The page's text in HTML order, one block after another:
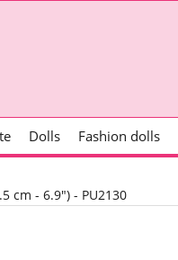
Dolls Fashion dolls
cm - 6.9") - PU2130